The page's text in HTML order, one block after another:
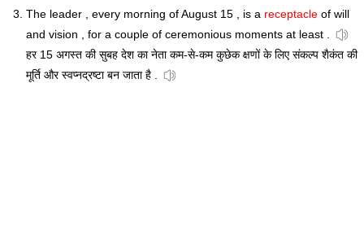
The leader , every morning of August 15 , is a receptacle of will
and vision , for a couple of ceremonious moments at least .
हर 15 अगस्त की सुबह देश का नेता कम-से-कम कुछेक क्षणों के लिए संकल्प शैकंत की
मूर्ति और स्वप्नद्रष्टा बन जाता है .